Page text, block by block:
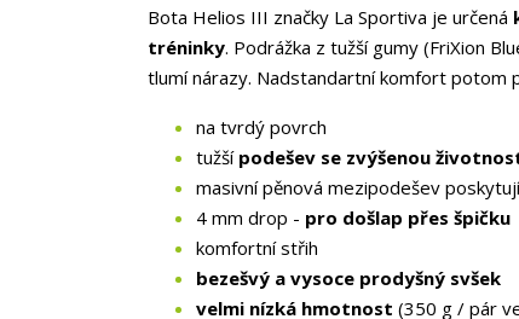
Bota Helios III značky La Sportiva je určená
tréninky. Podrážka z tužší gumy (FriXion
tlumí nárazy. Nadstandartní komfort potom
na tvrdý povrch
tužší podešev se zvýšenou
masivní pěnová mezipodešev
4 mm drop - pro došlap přes špičku
komfortní střih
bezešvý a vysoce prodyšný svšek
velmi nízká hmotnost (350 g / pár